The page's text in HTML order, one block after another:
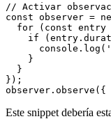
// Activar
const observer =
for (const entry
if
    }
  }
});
Este snippet debería